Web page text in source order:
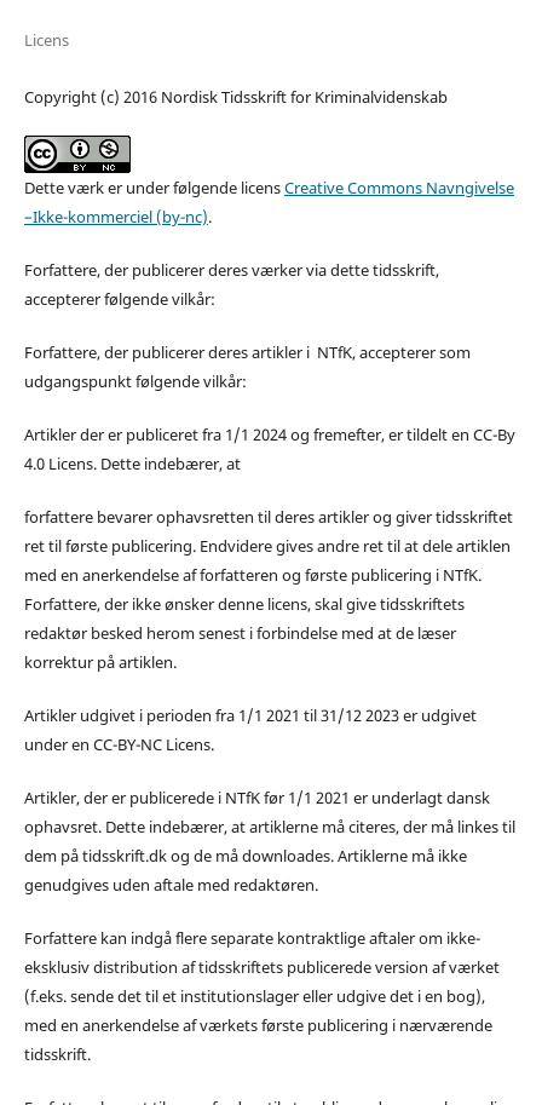
Licens
Copyright (c) 2016 Nordisk Tidsskrift for Kriminalvidenskab
Dette værk er under følgende licensCreative Commons Navngivelse
–Ikke-kommerciel (by-nc).
Forfattere, der publicerer deres værker via dette tidsskrift,
accepterer følgende vilkår:
Forfattere, der publicerer deres artikler i NTfK, accepterer som
udgangspunkt følgende vilkår:
Artikler der er publiceret fra 1/1 2024 og fremefter, er tildelt en CC-By
4.0 Licens. Dette indebærer, at
forfattere bevarer ophavsretten til deres artikler og giver tidsskriftet
ret til første publicering. Endvidere gives andre ret til at dele artiklen
med en anerkendelse af forfatteren og første publicering i NTfK.
Forfattere, der ikke ønsker denne licens, skal give tidsskriftets
redaktør besked herom senest i forbindelse med at de læser
korrektur på artiklen.
Artikler udgivet i perioden fra 1/1 2021 til 31/12 2023 er udgivet
under en CC-BY-NC Licens.
Artikler, der er publicerede i NTfK før 1/1 2021 er underlagt dansk
ophavsret. Dette indebærer, at artiklerne må citeres, der må linkes til
dem på tidsskrift.dk og de må downloades. Artiklerne må ikke
genudgives uden aftale med redaktøren.
Forfattere kan indgå flere separate kontraktlige aftaler om ikke-
eksklusiv distribution af tidsskriftets publicerede version af værket
(f.eks. sende det til et institutionslager eller udgive det i en bog),
med en anerkendelse af værkets første publicering i nærværende
tidsskrift.